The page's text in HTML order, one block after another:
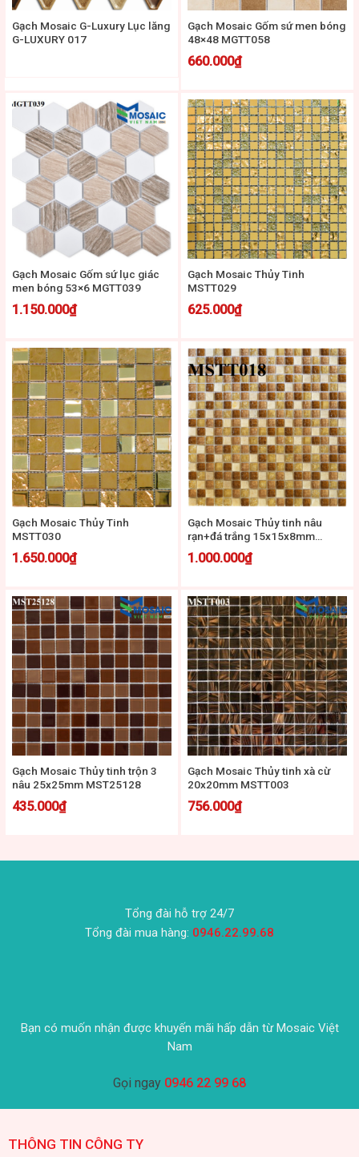
Gạch Mosaic G-Luxury Lục lăng
G-LUXURY 017
Gạch Mosaic Gốm sứ men bóng
48×48 MGTT058
660.000₫
Gạch Mosaic Gốm sứ lục giác
men bóng 53×6 MGTT039
1.150.000₫
Gạch Mosaic Thủy Tinh
MSTT029
625.000₫
Gạch Mosaic Thủy Tinh
MSTT030
1.650.000₫
Gạch Mosaic Thủy tinh nâu
rạn+đá trắng 15x15x8mm
MSTT018
1.000.000₫
Gạch Mosaic Thủy tinh trộn 3
nâu 25x25mm MST25128
435.000₫
Gạch Mosaic Thủy tinh xà cừ
20x20mm MSTT003
756.000₫
Tổng đài hỗ trợ 24/7
Tổng đài mua hàng: 0946.22.99.68
Bạn có muốn nhận được khuyến mãi hấp dẫn từ Mosaic Việt
Nam
Gọi ngay 0946 22 99 68
THÔNG TIN CÔNG TY